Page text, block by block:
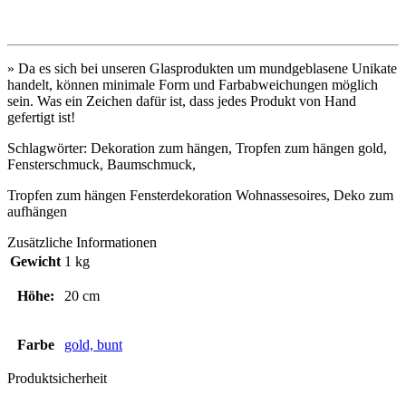
» Da es sich bei unseren Glasprodukten um mundgeblasene Unikate
handelt, können minimale Form und Farbabweichungen möglich
sein. Was ein Zeichen dafür ist, dass jedes Produkt von Hand
gefertigt ist!
Schlagwörter: Dekoration zum hängen, Tropfen zum hängen gold,
Fensterschmuck, Baumschmuck,
Tropfen zum hängen Fensterdekoration Wohnassesoires, Deko zum
aufhängen
Zusätzliche Informationen
Gewicht 1 kg
Höhe: 20 cm
Farbe gold, bunt
Produktsicherheit